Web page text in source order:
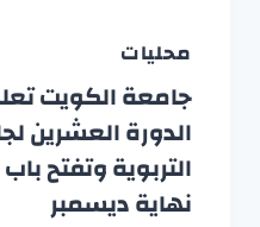
محليات
جامعة الكويت
الدورة العشرين
التربوية وتفتح
نهاية ديسمبر